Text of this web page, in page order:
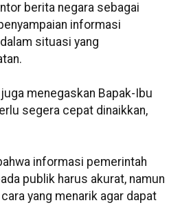
berita negara sebagai
informasi
situasi yang
menegaskan Bapak-Ibu
segera cepat dinaikkan,
informasi pemerintah
publik harus akurat, namun
yang menarik agar dapat